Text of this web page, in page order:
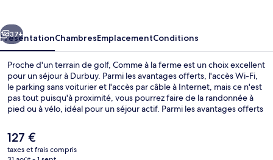
Suivant
37+
PrésentationChambresEmplacementConditions
Proche d'un terrain de golf, Comme à la ferme est un choix excellent
pour un séjour à Durbuy. Parmi les avantages offerts, l'accès Wi-Fi,
le parking sans voiturier et l'accès par câble à Internet, mais ce n'est
pas tout puisqu'à proximité, vous pourrez faire de la randonnée à
pied ou à vélo, idéal pour un séjour actif. Parmi les avantages offerts
Le
prix
actuel
127 €
taxes et frais compris